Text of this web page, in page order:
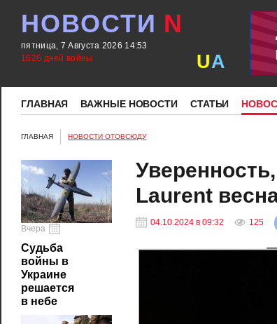
НОВОСТИ N
пятница, 7 Августа 2026 14:53
1626 дней войны
UA
ГЛАВНАЯ ВАЖНЫЕ НОВОСТИ СТАТЬИ
ГЛАВНАЯ НОВОСТИ ОТОВСЮДУ
Вчера
Судьба
войны в
Украине
решается
в небе
Laurent
04.10.2024 в 09:32 125